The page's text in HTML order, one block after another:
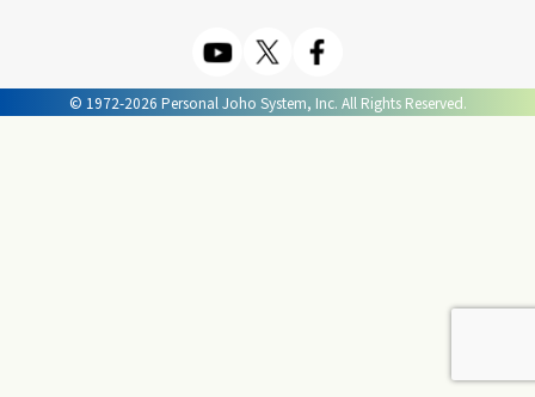
© 1972-2026 Personal Joho System, Inc. All Rights Reserved.